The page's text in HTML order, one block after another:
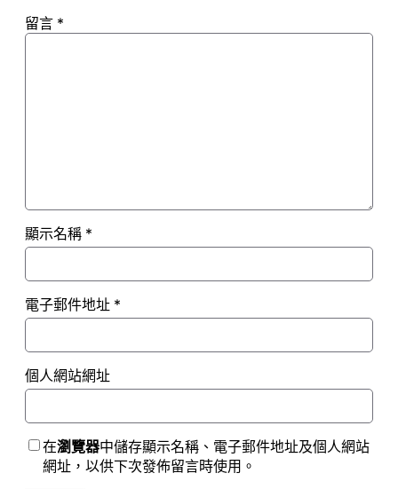
留言 *
顯示名稱 *
電子郵件地址 *
個人網站網址
在瀏覽器中儲存顯示名稱、電子郵件地址及個人網站
網址，以供下次發佈留言時使用。